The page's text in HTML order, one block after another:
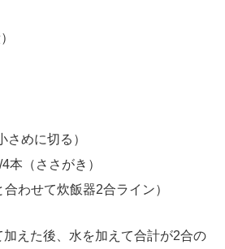
さめに切る）
本（ささがき）
わせて炊飯器2合ライン）
えた後、水を加えて合計が2合の